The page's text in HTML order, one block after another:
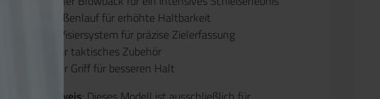
Metall-Außenlauf für erhöhte Haltbarkeit
3-Punkt-Visiersystem für präzise Zielerfassung
Schiene für taktisches Zubehör
Texturierter Griff für besseren Halt